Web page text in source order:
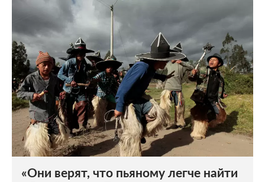
«Они верят, что пьяному легче найти